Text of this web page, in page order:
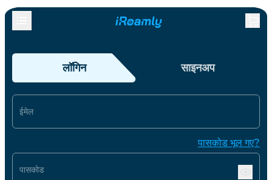
लॉगिन साइनअप
ईमेल
पासकोड भूल गए?
पासकोड